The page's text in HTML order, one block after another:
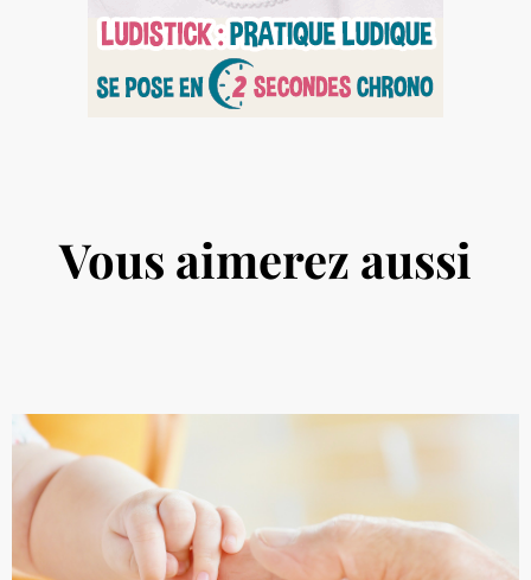
Vous aimerez aussi